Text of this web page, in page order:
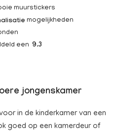
muurstickers
mogelijkheden
een 9.3
jongenskamer
in de kinderkamer van een
goed op een kamerdeur of